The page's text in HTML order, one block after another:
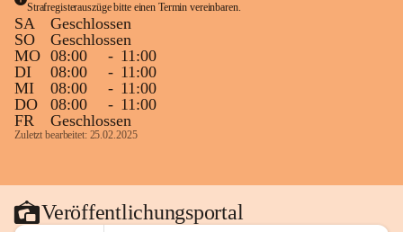
Strafregisterauszüge bitte einen Termin vereinbaren.
SA
Geschlossen
SO
Geschlossen
MO 08:00 - 11:00
DI
08:00 - 11:00
MI
08:00 - 11:00
DO
08:00 - 11:00
FR
Geschlossen
Zuletzt bearbeitet: 25.02.2025
Veröffentlichungsportal